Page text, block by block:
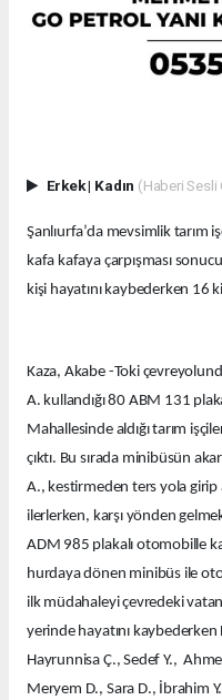
Erkek| Kadın (Haberi Sesli
Şanlıurfa’da mevsimlik tarım
kafa kafaya çarpışması
kişi hayatını kaybederken 16
Kaza, Akabe -Toki
A. kullandığı 80 ABM 131
Mahallesinde aldığı tarım
çıktı. Bu sırada minibüsün
A., kestirmeden ters yola girip
ilerlerken, karşı yönden
ADM 985 plakalı otomobille
hurdaya dönen minibüs ile
ilk müdahaleyi çevredeki
yerinde hayatını kaybederken
Hayrunnisa Ç., Sedef Y.,
Meryem D., Sara D., İbrahim